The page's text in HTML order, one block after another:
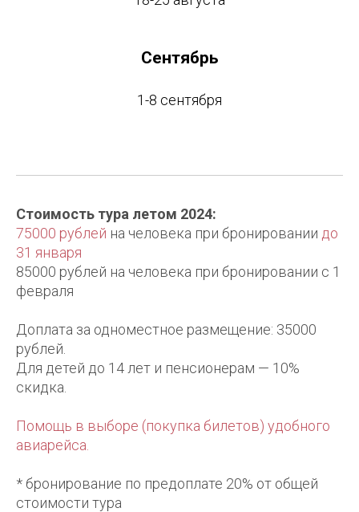
Сентябрь
1-8 сентября
Стоимость тура летом 2024:
75000 рублей на человека при бронировании до
31 января
85000 рублей на человека при бронировании с 1
февраля
Доплата за одноместное размещение: 35000
рублей.
Для детей до 14 лет и пенсионерам — 10%
скидка.
Помощь в выборе (покупка билетов) удобного
авиарейса.
* бронирование по предоплате 20% от общей
стоимости тура